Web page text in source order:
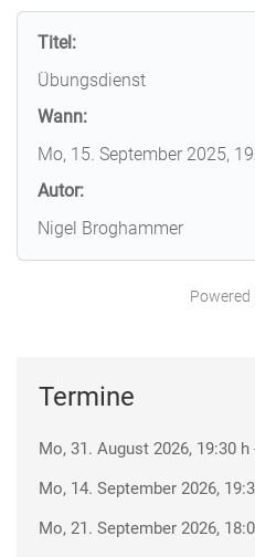
Titel:
Übungsdienst
Wann:
Mo, 15. September 2025,
Autor:
Nigel Broghammer
Powered
Termine
Mo, 31. August 2026, 19:30 h
Mo, 14. September 2026,
Mo, 21. September 2026,